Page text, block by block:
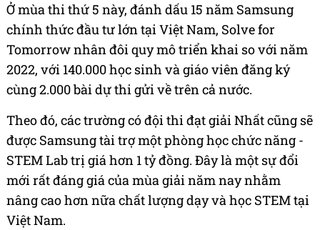
Ở mùa thi thứ 5 này, đánh dấu 15 năm Samsung
chính thức đầu tư lớn tại Việt Nam, Solve for
Tomorrow nhân đôi quy mô triển khai so với năm
2022, với 140.000 học sinh và giáo viên đăng ký
cùng 2.000 bài dự thi gửi về trên cả nước.
Theo đó, các trường có đội thi đạt giải Nhất cũng sẽ
được Samsung tài trợ một phòng học chức năng -
STEM Lab trị giá hơn 1 tỷ đồng. Đây là một sự đổi
mới rất đáng giá của mùa giải năm nay nhằm
nâng cao hơn nữa chất lượng dạy và học STEM tại
Việt Nam.